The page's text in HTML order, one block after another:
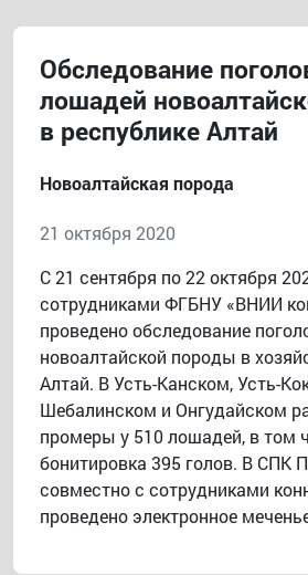
Обследование
лошадей
в республике Алтай
Новоалтайская порода
21 октября 2020
С 21 сентября по 22 октября
сотрудниками ФГБНУ «ВНИИ
проведено обследование
новоалтайской породы в
Алтай. В Усть-Канском, Усть-
Шебалинском и Онгудайском
промеры у 510 лошадей, в том
бонитировка 395 голов. В СПК
совместно с сотрудниками
проведено электронное